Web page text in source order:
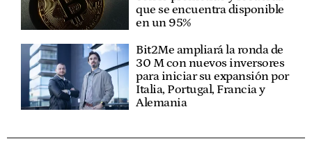
que se encuentra disponible
en un 95%
Bit2Me ampliará la ronda de
30 M con nuevos inversores
para iniciar su expansión por
Italia, Portugal, Francia y
Alemania